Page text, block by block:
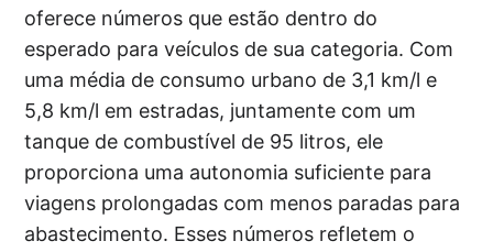
oferece números que estão dentro do
esperado para veículos de sua categoria. Com
uma média de consumo urbano de 3,1 km/l e
5,8 km/l em estradas, juntamente com um
tanque de combustível de 95 litros, ele
proporciona uma autonomia suficiente para
viagens prolongadas com menos paradas para
abastecimento. Esses números refletem o